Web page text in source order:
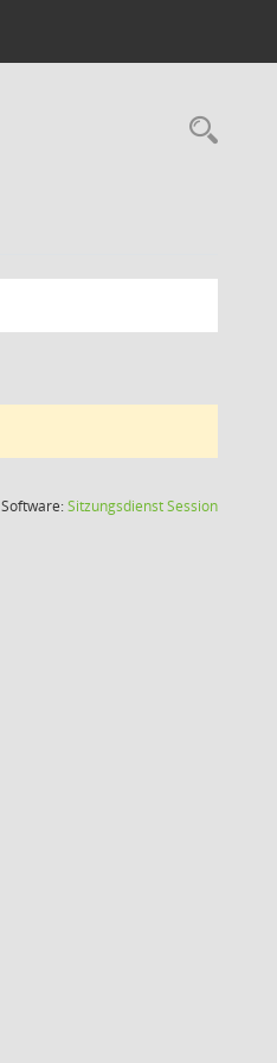
Software:SitzungsdienstSession(Wird in